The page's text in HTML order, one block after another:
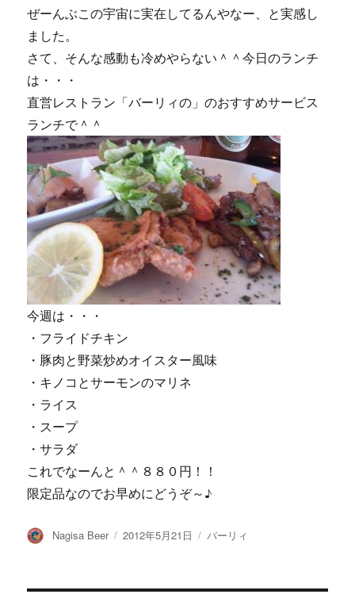
ぜーんぶこの宇宙に実在してるんやなー、と実感し
ました。
さて、そんな感動も冷めやらない＾＾今日のランチ
は・・・
直営レストラン「バーリィの」のおすすめサービス
ランチで＾＾
今週は・・・
・フライドチキン
・豚肉と野菜炒めオイスター風味
・キノコとサーモンのマリネ
・ライス
・スープ
・サラダ
これでなーんと＾＾８８０円！！
限定品なのでお早めにどうぞ～♪
投
Nagisa Beer
投
2012年5月21日
カ
バーリィ